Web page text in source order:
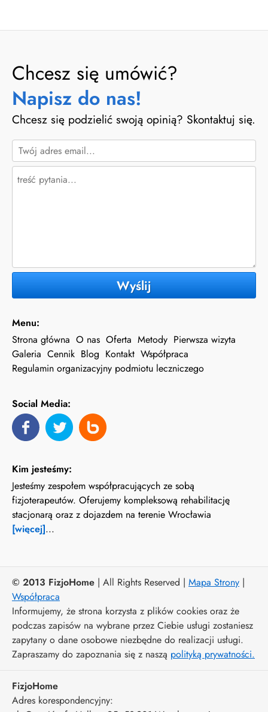
Chcesz się umówić?
Napisz do nas!
Chcesz się podzielić swoją opinią? Skontaktuj się.
Wyślij
Menu:
Strona główna O nas Oferta Metody Pierwsza wizyta
Galeria Cennik Blog Kontakt Współpraca
Regulamin organizacyjny podmiotu leczniczego
Social Media:
Kim jesteśmy:
Jesteśmy zespołem współpracujących ze sobą
fizjoterapeutów. Oferujemy kompleksową rehabilitację
stacjonarą oraz z dojazdem na terenie Wrocławia
[więcej]...
© 2013 FizjoHome | All Rights Reserved | Mapa Strony |
Współpraca
Informujemy, że strona korzysta z plików cookies oraz że
podczas zapisów na wybrane przez Ciebie usługi zostaniesz
zapytany o dane osobowe niezbędne do realizacji usługi.
Zapraszamy do zapoznania się z naszą polityką prywatności.
FizjoHome
Adres korespondencyjny: